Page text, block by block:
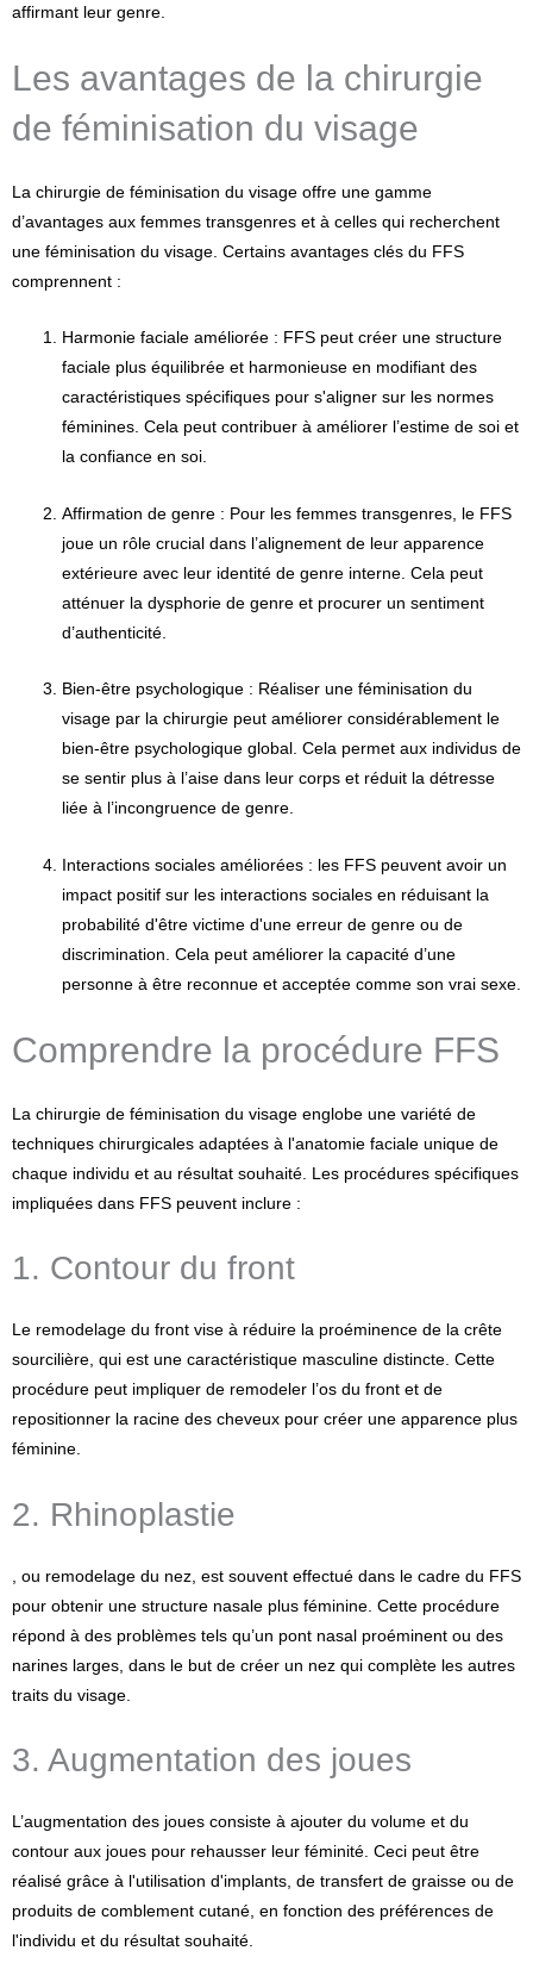
affirmant leur genre.
Les avantages de la chirurgie
de féminisation du visage
La chirurgie de féminisation du visage offre une gamme
d’avantages aux femmes transgenres et à celles qui recherchent
une féminisation du visage. Certains avantages clés du FFS
comprennent :
Harmonie faciale améliorée : FFS peut créer une structure
faciale plus équilibrée et harmonieuse en modifiant des
caractéristiques spécifiques pour s'aligner sur les normes
féminines. Cela peut contribuer à améliorer l’estime de soi et
la confiance en soi.
Affirmation de genre : Pour les femmes transgenres, le FFS
joue un rôle crucial dans l’alignement de leur apparence
extérieure avec leur identité de genre interne. Cela peut
atténuer la dysphorie de genre et procurer un sentiment
d’authenticité.
Bien-être psychologique : Réaliser une féminisation du
visage par la chirurgie peut améliorer considérablement le
bien-être psychologique global. Cela permet aux individus de
se sentir plus à l’aise dans leur corps et réduit la détresse
liée à l’incongruence de genre.
Interactions sociales améliorées : les FFS peuvent avoir un
impact positif sur les interactions sociales en réduisant la
probabilité d'être victime d'une erreur de genre ou de
discrimination. Cela peut améliorer la capacité d’une
personne à être reconnue et acceptée comme son vrai sexe.
Comprendre la procédure FFS
La chirurgie de féminisation du visage englobe une variété de
techniques chirurgicales adaptées à l'anatomie faciale unique de
chaque individu et au résultat souhaité. Les procédures spécifiques
impliquées dans FFS peuvent inclure :
1. Contour du front
Le remodelage du front vise à réduire la proéminence de la crête
sourcilière, qui est une caractéristique masculine distincte. Cette
procédure peut impliquer de remodeler l’os du front et de
repositionner la racine des cheveux pour créer une apparence plus
féminine.
2. Rhinoplastie
, ou remodelage du nez, est souvent effectué dans le cadre du FFS
pour obtenir une structure nasale plus féminine. Cette procédure
répond à des problèmes tels qu’un pont nasal proéminent ou des
narines larges, dans le but de créer un nez qui complète les autres
traits du visage.
3. Augmentation des joues
L’augmentation des joues consiste à ajouter du volume et du
contour aux joues pour rehausser leur féminité. Ceci peut être
réalisé grâce à l'utilisation d'implants, de transfert de graisse ou de
produits de comblement cutané, en fonction des préférences de
l'individu et du résultat souhaité.